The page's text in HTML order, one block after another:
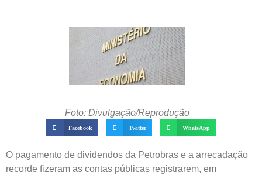
Foto: Divulgação/Reprodução
Facebook Twitter WhatsApp
O pagamento de dividendos da Petrobras e a arrecadação
recorde fizeram as contas públicas registrarem, em